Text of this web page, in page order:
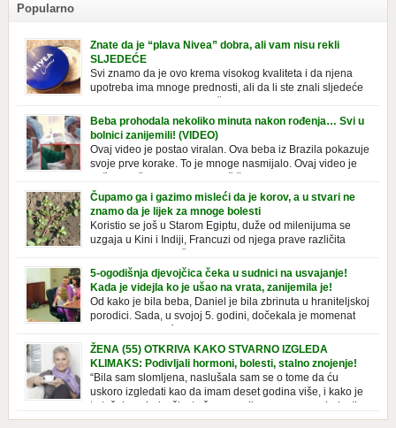
Popularno
Znate da je “plava Nivea” dobra, ali vam nisu rekli
SLJEDEĆE
Svi znamo da je ovo krema visokog kvaliteta i da njena
upotreba ima mnoge prednosti, ali da li ste znali sljedeće
o njoj. Nivea krema u klasičnoj, plavoj kutiji,
prepoznatljivog mirisa i jednostavne formule, jeste nezamenljiv inventar
u kupatilima i muškaraca i žena. Mnogi ljudi se ne odvajaju od nje, pa je
čak nose sa […]
Beba prohodala nekoliko minuta nakon rođenja… Svi u
bolnici zanijemili! (VIDEO)
Ovaj video je postao viralan. Ova beba iz Brazila pokazuje
svoje prve korake. To je mnoge nasmijalo. Ovaj video je
baš neobičan. Ne viđamo baš često ovakve korake kod
novorođenih beba. Video je snimila babica, pregledalo ga je preko 80
miliona ljudi. Ove babice su ostale u čudu nakon što su vidjeli kako
beba želi […]
Čupamo ga i gazimo misleći da je korov, a u stvari ne
znamo da je lijek za mnoge bolesti
Koristio se još u Starom Egiptu, duže od milenijuma se
uzgaja u Kini i Indiji, Francuzi od njega prave različita
čupamo ga i bacamo kao korov! Tušt je jednogodišnji, ali vrlo uporan
“korov” koji, ka­da nam se jednom nastani u bašti ili dvorištu, teško ga se
5-ogodišnja djevojčica čeka u sudnici na usvajanje!
Kada je videjla ko je ušao na vrata, zanijemila je!
Od kako je bila beba, Daniel je bila zbrinuta u hraniteljskoj
porodici. Sada, u svojoj 5. godini, dočekala je momenat
je bio veoma poseban za djevojčicu i njenu novu porodicu, ali je uskoro
postao još čarobniji, zahvaljujući socijalnom radniku koji poznaje
Daniel. Njenoj novoj porodici je […]
ŽENA (55) OTKRIVA KAKO STVARNO IZGLEDA
KLIMAKS: Podivljali hormoni, bolesti, stalno znojenje!
“Bila sam slomljena, naslušala sam se o tome da ću
uskoro izgledati kao da imam deset godina više, i kako je
to težak period u životu žene, podloga za mnoge bolesti,
gotovo da nema lijeka”, priča Violeta. “Kada sam napunila 48 godina,